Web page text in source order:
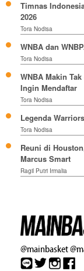
Timnas
2026
Tora Nodisa
WNBA dan
Tora Nodisa
WNBA Makin
Ingin Mendaftar
Tora Nodisa
Legenda
Tora Nodisa
Reuni di
Marcus Smart
Ragil Putri Irmalia
@mainbasket